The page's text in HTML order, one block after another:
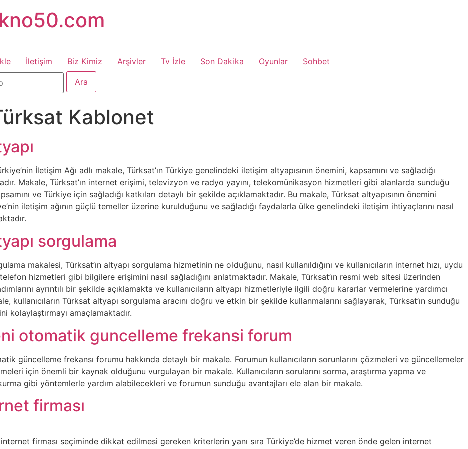
İletişim Biz Kimiz Arşivler Tv İzle Son Dakika Oyunlar Sohbet
Kablonet
İletişim Ağı adlı makale, Türksat’ın Türkiye genelindeki iletişim altyapısının önemini, kapsamını ve sağladığı
Makale, Türksat’ın internet erişimi, televizyon ve radyo yayını, telekomünikasyon hizmetleri gibi alanlarda sunduğu
ve Türkiye için sağladığı katkıları detaylı bir şekilde açıklamaktadır. Bu makale, Türksat altyapısının önemini
iletişim ağının güçlü temeller üzerine kurulduğunu ve sağladığı faydalarla ülke genelindeki iletişim ihtiyaçlarını nasıl
sorgulama
makalesi, Türksat’ın altyapı sorgulama hizmetinin ne olduğunu, nasıl kullanıldığını ve kullanıcıların internet hızı, uydu
hizmetleri gibi bilgilere erişimini nasıl sağladığını anlatmaktadır. Makale, Türksat’ın resmi web sitesi üzerinden
ayrıntılı bir şekilde açıklamakta ve kullanıcıların altyapı hizmetleriyle ilgili doğru kararlar vermelerine yardımcı
kullanıcıların Türksat altyapı sorgulama aracını doğru ve etkin bir şekilde kullanmalarını sağlayarak, Türksat’ın sunduğu
kolaylaştırmayı amaçlamaktadır.
otomatik guncelleme frekansi forum
güncelleme frekansı forumu hakkında detaylı bir makale. Forumun kullanıcıların sorunlarını çözmeleri ve güncellemeler
için önemli bir kaynak olduğunu vurgulayan bir makale. Kullanıcıların sorularını sorma, araştırma yapma ve
gibi yöntemlerle yardım alabilecekleri ve forumun sunduğu avantajları ele alan bir makale.
firması
firması seçiminde dikkat edilmesi gereken kriterlerin yanı sıra Türkiye’de hizmet veren önde gelen internet